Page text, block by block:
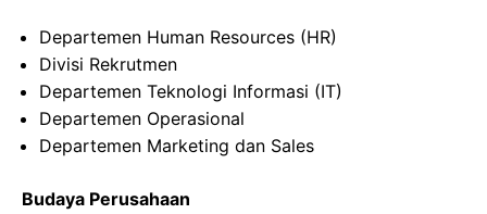
Departemen Human Resources (HR)
Divisi Rekrutmen
Departemen Teknologi Informasi (IT)
Departemen Operasional
Departemen Marketing dan Sales
Budaya Perusahaan